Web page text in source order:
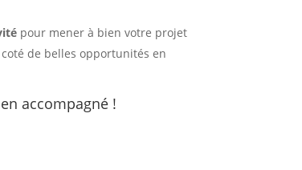
pour mener à bien votre projet
de belles opportunités en
accompagné !